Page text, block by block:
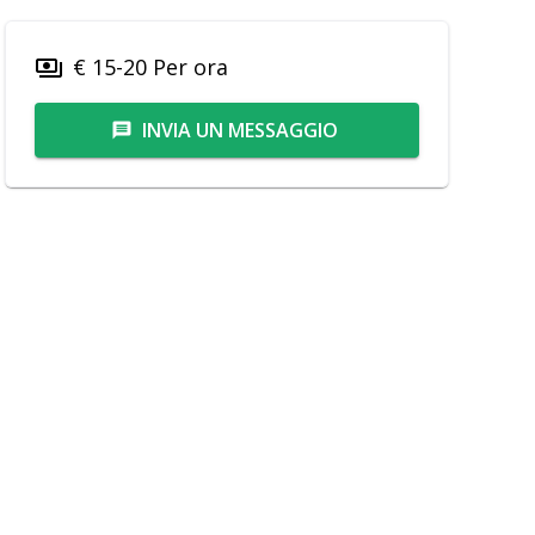
payments € 15-20 Per ora
message INVIA UN MESSAGGIO